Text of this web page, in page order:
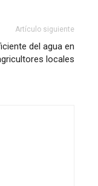
Artículo siguiente
del agua en
locales